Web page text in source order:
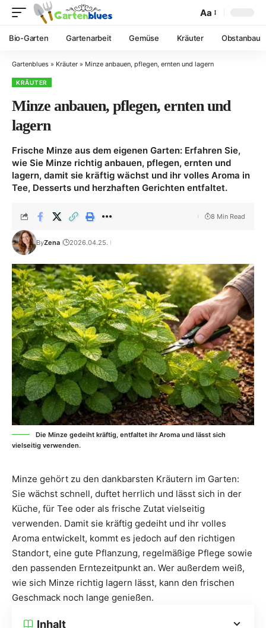
Aa
Bio-Garten Gartenarbeit Gemüse Kräuter Obstanbau
Gartenblues » Kräuter » Minze anbauen, pflegen, ernten und lagern
KRÄUTER
Minze anbauen, pflegen, ernten und
lagern
Frische Minze aus dem eigenen Garten: Erfahren Sie,
wie Sie Minze richtig anbauen, pflegen, ernten und
lagern, damit sie kräftig wächst und ihr volles Aroma in
Tee, Desserts und herzhaften Gerichten entfaltet.
ByZena 2026.04.25.
8 Min Read
Die Minze gedeiht kräftig, entfaltet ihr Aroma und lässt sich
vielseitig verwenden.
Minze gehört zu den dankbarsten Kräutern im Garten:
Sie wächst schnell, duftet herrlich und lässt sich in der
Küche, für Tee oder als frische Zutat vielseitig
verwenden. Damit sie kräftig gedeiht und ihr volles
Aroma entwickelt, kommt es jedoch auf den richtigen
Standort, eine gute Pflanzung, regelmäßige Pflege sowie
den passenden Erntezeitpunkt an. Wer außerdem weiß,
wie sich Minze richtig lagern lässt, kann den frischen
Geschmack noch lange genießen.
Inhalt